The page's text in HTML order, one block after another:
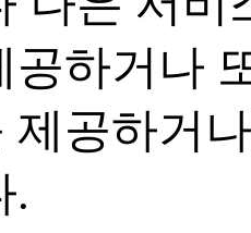
공하거나
제공하거
.